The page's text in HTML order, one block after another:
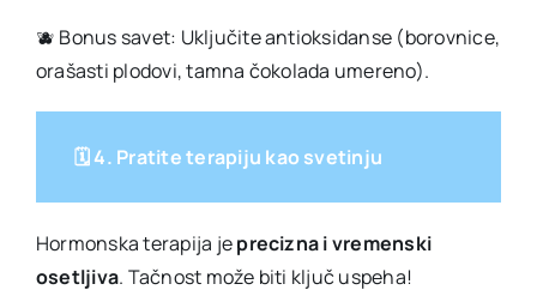
🫐 Bonus savet: Uključite antioksidanse (borovnice,
orašasti plodovi, tamna čokolada umereno).
🗓️ 4. Pratite terapiju kao svetinju
Hormonska terapija jeprecizna i vremenski
osetljiva. Tačnost može biti ključ uspeha!